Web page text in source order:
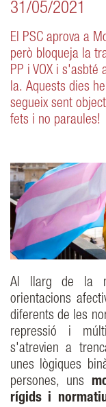
31/05/2021
El PSC aprova a
però bloqueja la
PP i VOX i s'asbté
la. Aquests dies
segueix sent
fets i no paraules!
Al llarg de la
orientacions
diferents de les
repressió i
s'atrevien a
unes lògiques
persones, uns
rígids i